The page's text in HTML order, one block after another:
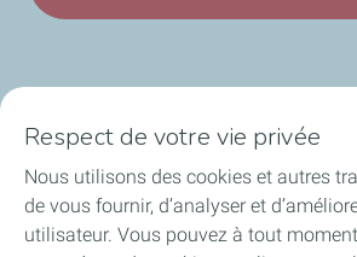
TotalEnergies en Belgique
Nos actualités
Respect de votre vie privée
Nous utilisons des cookies et autres
de vous fournir, d’analyser et
utilisateur. Vous pouvez à tout